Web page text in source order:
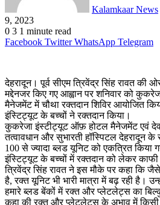
Kalamkaar News
9, 2023
0 3 1 minute read
Facebook Twitter WhatsApp Telegram
देहरादून। पूर्व सीएम त्रिवेंद्र सिंह रावत
मद्देनजर किए गए आह्वान पर शनिवार को
मैनेजमेंट में चौथा रक्तदान शिविर आयोजित
इंस्टिट्यूट के बच्चों ने रक्तदान किया।
कुकरेजा इंस्टीट्यूट ऑफ़ होटल मैनेजमेंट एवं
तत्वावधान और सुभारती हॉस्पिटल देहरादून के
100 से ज्यादा ब्लड यूनिट को एकत्रित किया
इंस्टिट्यूट के बच्चों में रक्तदान को लेकर काफी
त्रिवेंद्र सिंह रावत ने इस मौके पर कहा कि
है, रक्त यूनिट भी भारी मात्रा में बढ़ रही है।
हमारे ब्लड बेंकों में रक्त और प्लेटलेट्स का
कहा की रक्त और प्लेटलेट्स के अभाव में किसी